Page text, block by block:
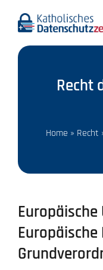
Aktuelles
Wir über uns
Datenschutz A-Z
Recht
Infothek
Meldungen
Recht
Home » Recht